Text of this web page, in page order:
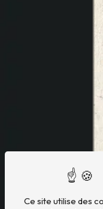
Ce site utilise des